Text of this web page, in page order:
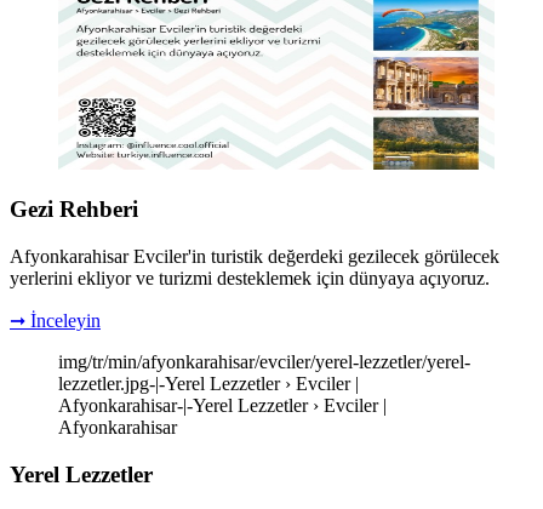
Gezi Rehberi
Afyonkarahisar Evciler'in turistik değerdeki gezilecek görülecek
yerlerini ekliyor ve turizmi desteklemek için dünyaya açıyoruz.
➞ İnceleyin
img/tr/min/afyonkarahisar/evciler/yerel-lezzetler/yerel-
lezzetler.jpg-|-Yerel Lezzetler › Evciler |
Afyonkarahisar-|-Yerel Lezzetler › Evciler |
Afyonkarahisar
Yerel Lezzetler